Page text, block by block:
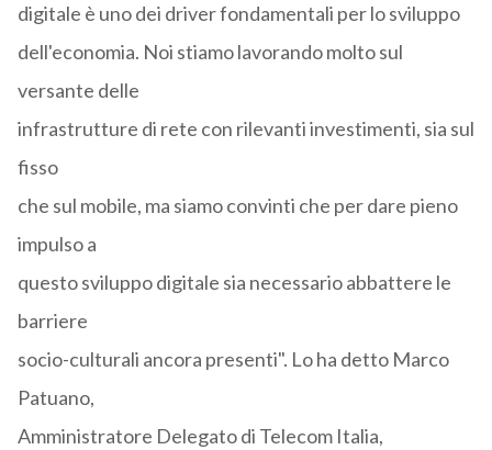
digitale è uno dei driver fondamentali per lo sviluppo
dell'economia. Noi stiamo lavorando molto sul
versante delle
infrastrutture di rete con rilevanti investimenti, sia sul
fisso
che sul mobile, ma siamo convinti che per dare pieno
impulso a
questo sviluppo digitale sia necessario abbattere le
barriere
socio-culturali ancora presenti". Lo ha detto Marco
Patuano,
Amministratore Delegato di Telecom Italia,